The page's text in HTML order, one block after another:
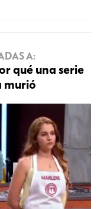
A:
qué una serie
murió